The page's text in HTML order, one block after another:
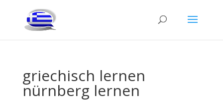
griechisch lernen
nürnberg lernen